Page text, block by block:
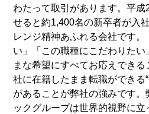
わたって取引があります。平
せると約1,400名の新卒者が入
レンジ精神あふれる会社です
い」「この職種にこだわりた
まな希望にすべてお応えでき
社に在籍したまま転職ができる
があることが弊社の強みです
ックグループは世界的視野に